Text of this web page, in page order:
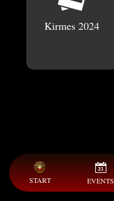
Kirmes 2024
START EVENTS